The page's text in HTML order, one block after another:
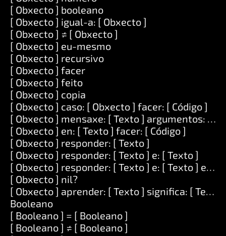
[ Obxecto ] booleano
[ Obxecto ] igual-a: [ Obxecto ]
[ Obxecto ] ≠ [ Obxecto ]
[ Obxecto ] eu-mesmo
[ Obxecto ] recursivo
[ Obxecto ] facer
[ Obxecto ] feito
[ Obxecto ] copia
[ Obxecto ] caso: [ Obxecto ] facer: [ Código ]
[ Obxecto ] mensaxe: [ Texto ] argumentos: [
[ Obxecto ] en: [ Texto ] facer: [ Código ]
[ Obxecto ] responder: [ Texto ]
[ Obxecto ] responder: [ Texto ] e: [ Texto ]
[ Obxecto ] responder: [ Texto ] e: [ Texto ] e: [
[ Obxecto ] nil?
[ Obxecto ] aprender: [ Texto ] significa: [ Texto ]
Booleano
[ Booleano ] = [ Booleano ]
[ Booleano ] ≠ [ Booleano ]